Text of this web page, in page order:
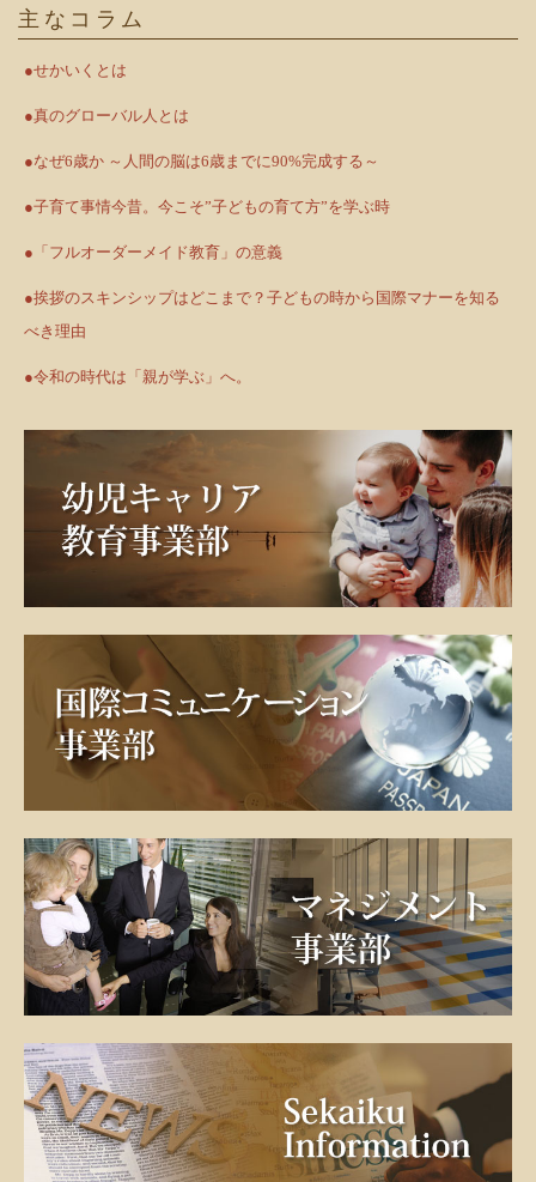
主なコラム
●せかいくとは
●真のグローバル人とは
●なぜ6歳か ～人間の脳は6歳までに90%完成する～
●子育て事情今昔。今こそ”子どもの育て方”を学ぶ時
●「フルオーダーメイド教育」の意義
●挨拶のスキンシップはどこまで？子どもの時から国際マナーを知る
べき理由
●令和の時代は「親が学ぶ」へ。